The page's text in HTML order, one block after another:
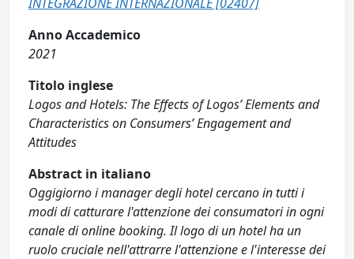
Anno Accademico
2021
Titolo inglese
Logos and Hotels: The Effects of Logos’ Elements and
Characteristics on Consumers’ Engagement and
Attitudes
Abstract in italiano
Oggigiorno i manager degli hotel cercano in tutti i
modi di catturare l'attenzione dei consumatori in ogni
canale di online booking. Il logo di un hotel ha un
ruolo cruciale nell'attrarre l'attenzione e l'interesse dei